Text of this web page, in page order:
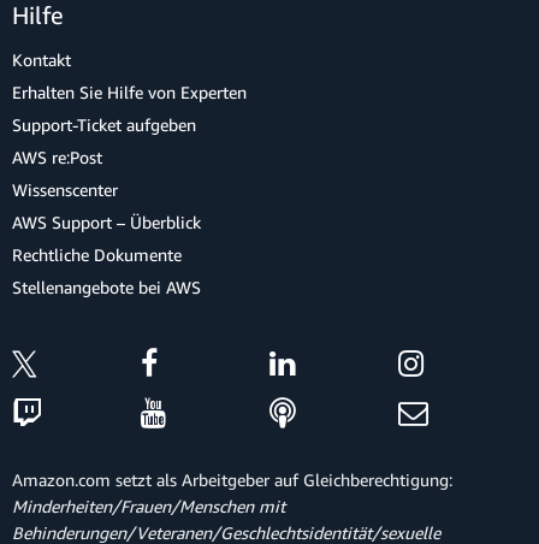
Hilfe
Kontakt
Erhalten Sie Hilfe von Experten
Support-Ticket aufgeben
AWS re:Post
Wissenscenter
AWS Support – Überblick
Rechtliche Dokumente
Stellenangebote bei AWS
Amazon.com setzt als Arbeitgeber auf Gleichberechtigung:
Minderheiten/Frauen/Menschen mit
Behinderungen/Veteranen/Geschlechtsidentität/sexuelle